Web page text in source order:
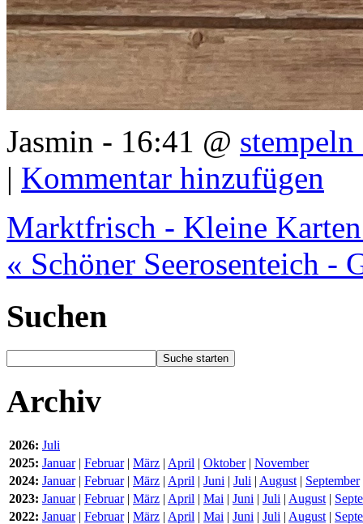
Jasmin - 16:41 @
| Kommentar hinzufügen
Marktfrisch - Kleine
« Schöner Seerosenteich -
Suchen
Archiv
2026: Juli
2025: Januar| Februar| März | April | Oktober| November
2024: Januar| Februar| März | April | Juni | Juli | August | September
2023: Januar| Februar| März | April | Mai | Juni | Juli | August |
2022: Januar| Februar| März | April | Mai | Juni | Juli | August |